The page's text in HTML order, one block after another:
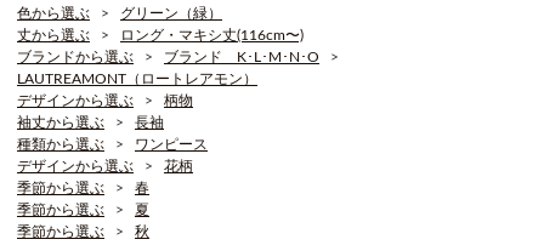
色から選ぶ
グリーン（緑）
丈から選ぶ
ロング・マキシ丈(116cm〜)
ブランドから選ぶ
ブランド K･L･M･N･O
LAUTREAMONT（ロートレアモン）
デザインから選ぶ
柄物
袖丈から選ぶ
長袖
種類から選ぶ
ワンピース
デザインから選ぶ
花柄
季節から選ぶ
春
季節から選ぶ
夏
季節から選ぶ
秋